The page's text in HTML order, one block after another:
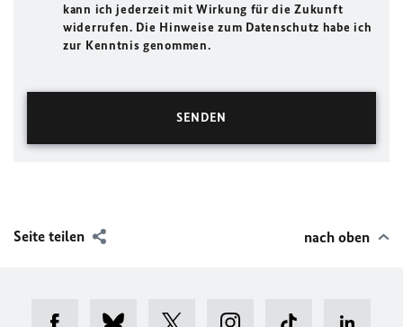
kann ich jederzeit mit Wirkung für die Zukunft
widerrufen. Die Hinweise zum Datenschutz habe ich
zur Kenntnis genommen.
Seite teilen nach oben